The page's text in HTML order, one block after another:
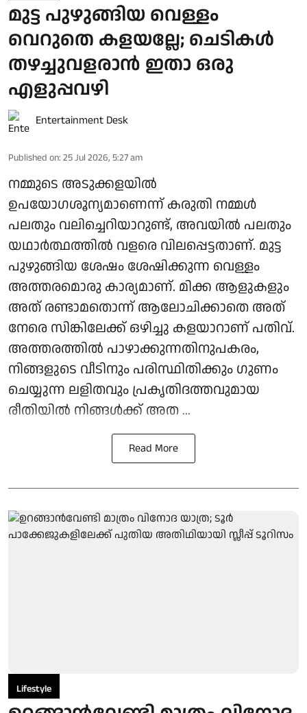
മുട്ട പുഴുങ്ങിയ വെള്ളം
വെറുതെ കളയല്ലേ; ചെടികൾ
തഴച്ചുവളരാൻ ഇതാ ഒരു
എളുപ്പവഴി
Entertainment Desk
Published on: 25 Jul 2026, 5:27 am
നമ്മുടെ അടുക്കളയിൽ
ഉപയോഗശൂന്യമാണെന്ന് കരുതി നമ്മൾ
പലതും വലിച്ചെറിയാറുണ്ട്, അവയിൽ പലതും
യഥാർത്ഥത്തിൽ വളരെ വിലപ്പെട്ടതാണ്. മുട്ട
പുഴുങ്ങിയ ശേഷം ശേഷിക്കുന്ന വെള്ളം
അത്തരമൊരു കാര്യമാണ്. മിക്ക ആളുകളും
അത് രണ്ടാമതൊന്ന് ആലോചിക്കാതെ അത്
നേരെ സിങ്കിലേക്ക് ഒഴിച്ചു കളയാറാണ് പതിവ്.
അത്തരത്തിൽ പാഴാക്കുന്നതിനുപകരം,
നിങ്ങളുടെ വീടിനും പരിസ്ഥിതിക്കും ഗുണം
ചെയ്യുന്ന ലളിതവും പ്രകൃതിദത്തവുമായ
രീതിയിൽ നിങ്ങൾക്ക് അത ...
Read More
Lifestyle